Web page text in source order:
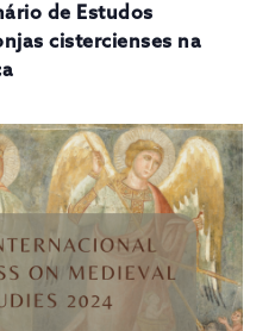
de Estudos
cistercienses na